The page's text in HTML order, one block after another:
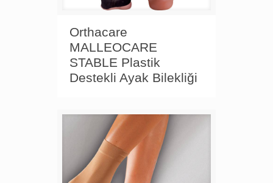
Orthacare
MALLEOCARE
STABLE Plastik
Destekli Ayak Bilekliği